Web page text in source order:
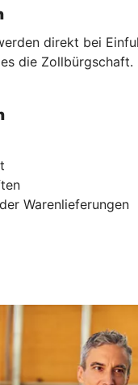
direkt bei
die
Warenlieferungen